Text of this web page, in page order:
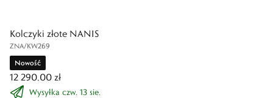
Kolczyki złote NANIS
ZNA/KW269
Nowość
12 290,00 zł
Wysyłka czw. 13 sie.